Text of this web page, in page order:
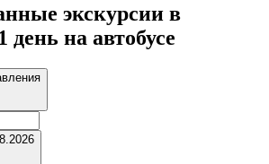
экскурсии в
день на автобусе